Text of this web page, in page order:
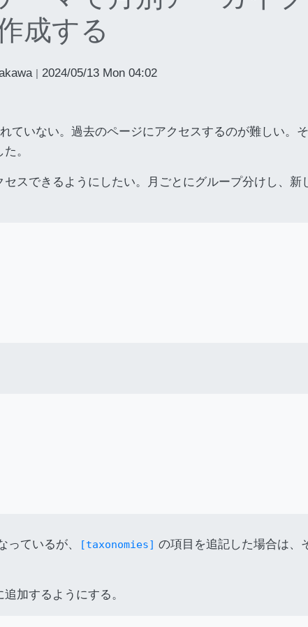
成する
2024/05/13 Mon 04:02
ていない。過去のページにアクセスするのが難しい。
。
スできるようにしたい。月ごとにグループ分けし、新
っているが、 [taxonomies] の項目を追記した場合は、
加するようにする。